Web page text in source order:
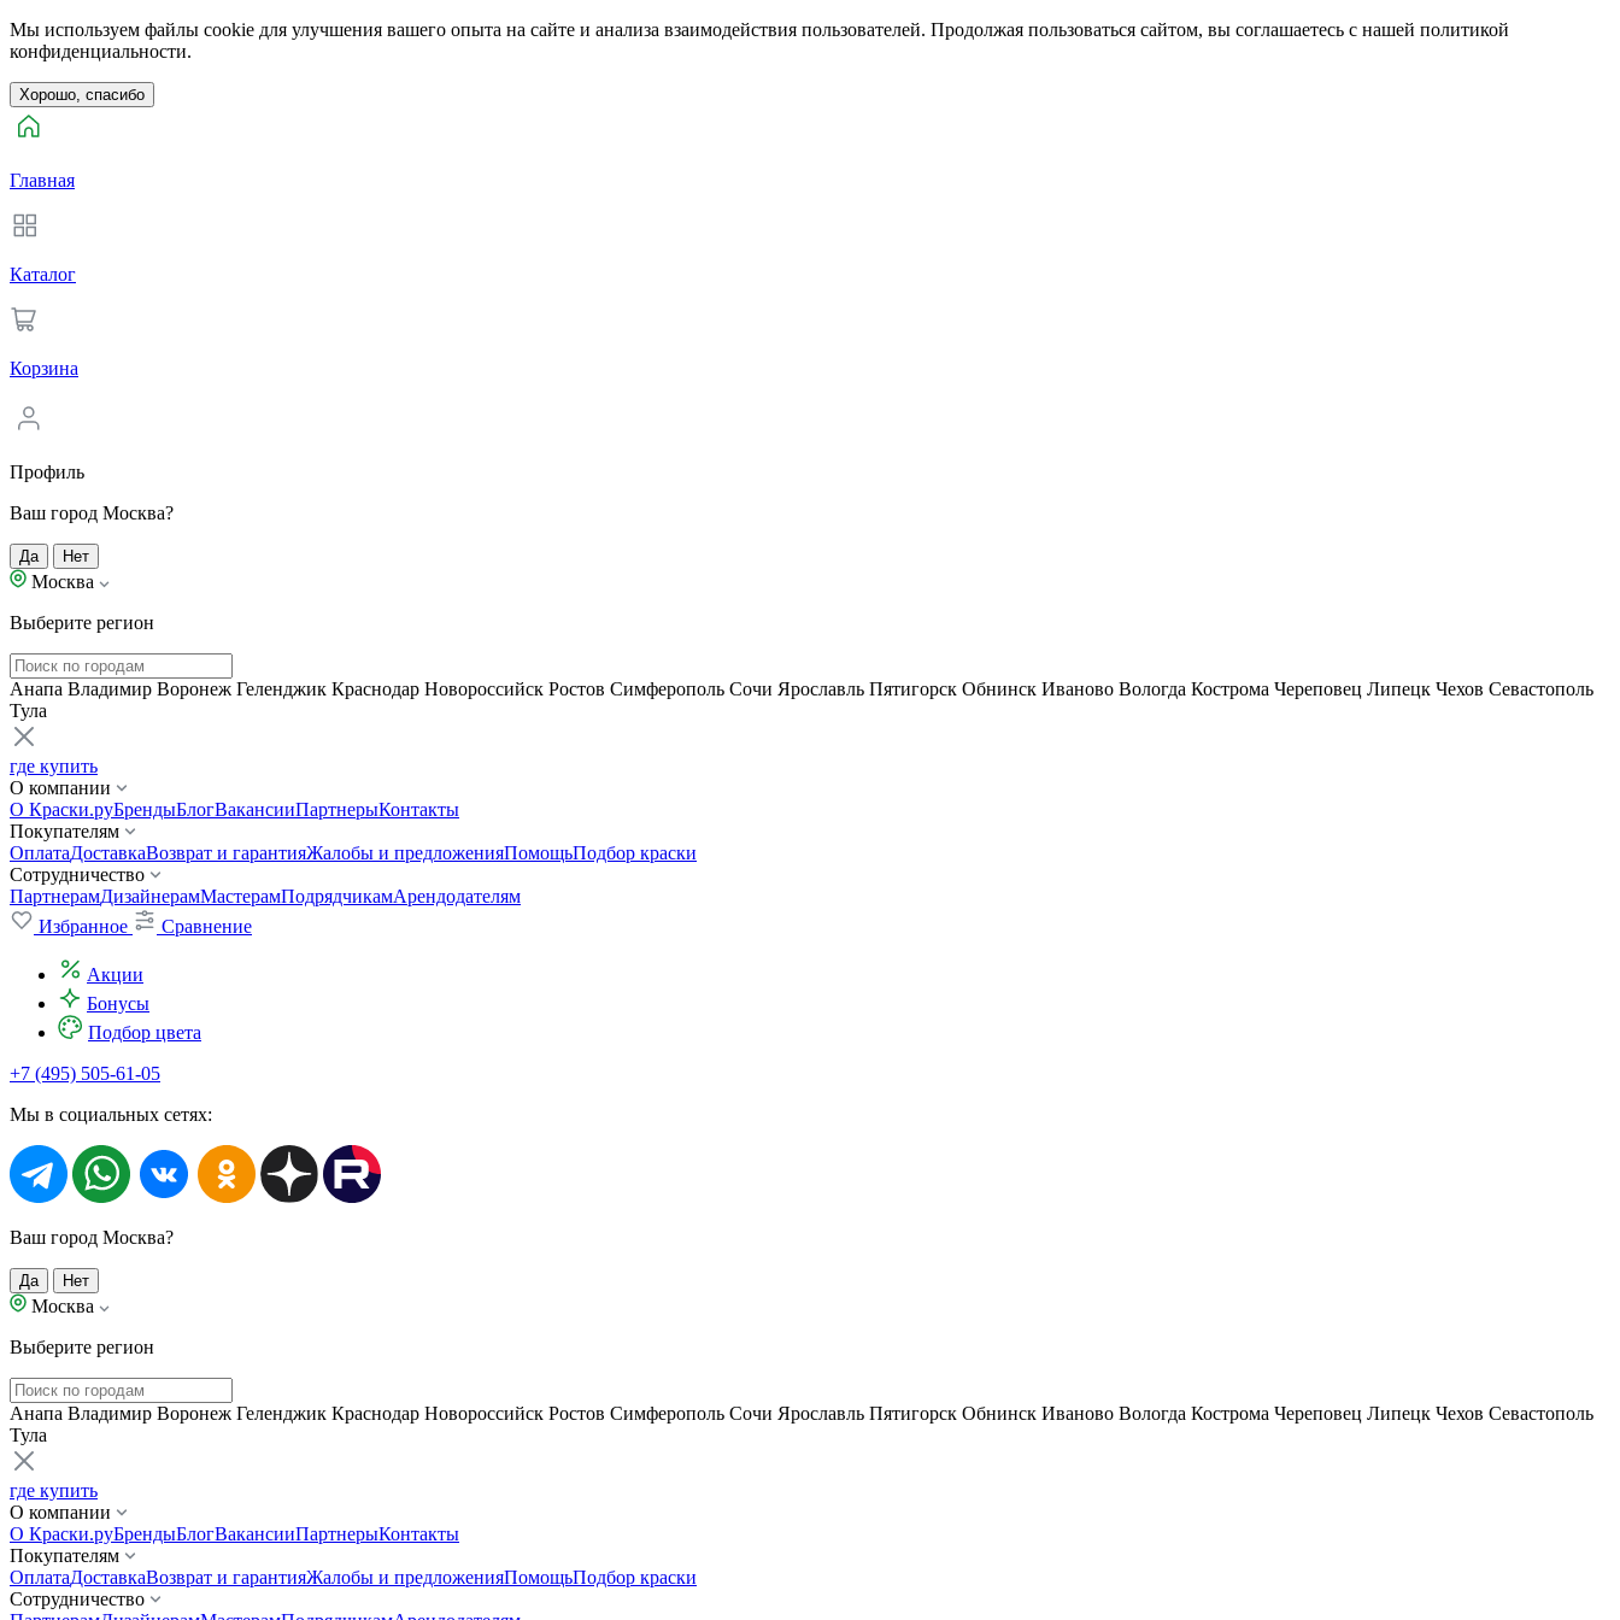
Мы используем файлы cookie для улучшения вашего опыта на сайте и анализа взаимодействия пользователей. Продолжая пользоваться сайтом, вы соглашаетесь с нашей политикой
конфиденциальности.
Хорошо, спасибо
Главная
Каталог
Корзина
Профиль
Ваш город Москва?
Да Нет
Москва
Выберите регион
Анапа Владимир Воронеж Геленджик Краснодар Новороссийск Ростов Симферополь Сочи Ярославль Пятигорск Обнинск Иваново Вологда Кострома Череповец Липецк Чехов Севастополь
Тула
где купить
О компании
О Краски.руБрендыБлогВакансииПартнерыКонтакты
Покупателям
ОплатаДоставкаВозврат и гарантияЖалобы и предложенияПомощьПодбор краски
Сотрудничество
ПартнерамДизайнерамМастерамПодрядчикамАрендодателям
Избранное
Сравнение
Акции
Бонусы
Подбор цвета
+7 (495) 505-61-05
Мы в социальных сетях:
Ваш город Москва?
Да Нет
Москва
Выберите регион
Анапа Владимир Воронеж Геленджик Краснодар Новороссийск Ростов Симферополь Сочи Ярославль Пятигорск Обнинск Иваново Вологда Кострома Череповец Липецк Чехов Севастополь
Тула
где купить
О компании
О Краски.руБрендыБлогВакансииПартнерыКонтакты
Покупателям
ОплатаДоставкаВозврат и гарантияЖалобы и предложенияПомощьПодбор краски
Сотрудничество